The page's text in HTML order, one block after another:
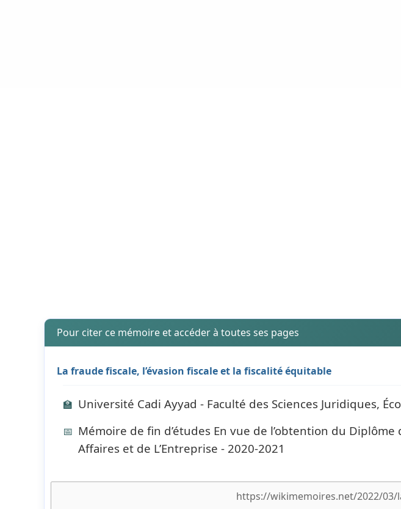
Pour citer ce mémoire et accéder à toutes ses pages
La fraude fiscale, l’évasion fiscale et la fiscalité équitable
🏫 Université Cadi Ayyad - Faculté des Sciences Juridiques,
📅 Mémoire de fin d’études En vue de l’obtention du
Affaires et de L’Entreprise - 2020-2021